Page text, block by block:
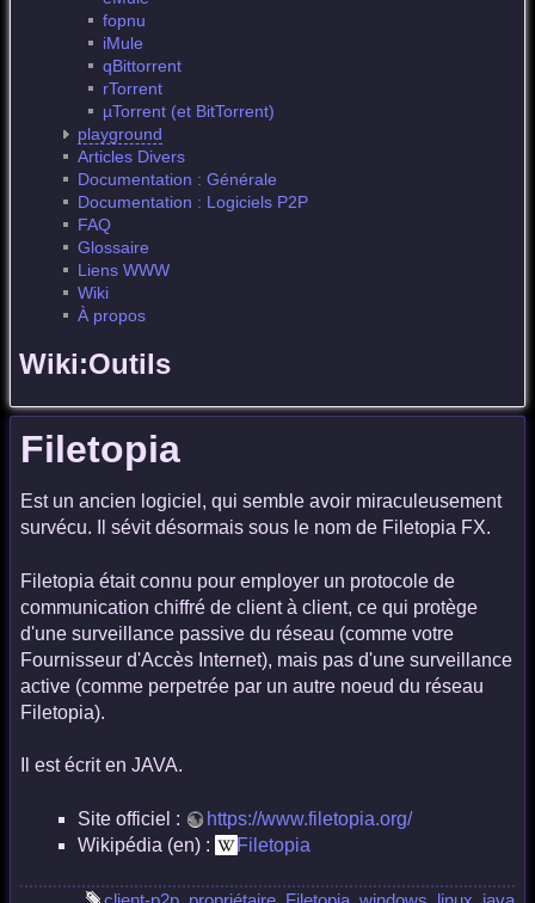
fopnu
iMule
qBittorrent
rTorrent
µTorrent (et BitTorrent)
playground
Articles Divers
Documentation : Générale
Documentation : Logiciels P2P
FAQ
Glossaire
Liens WWW
Wiki
À propos
Wiki:Outils
Filetopia
Est un ancien logiciel, qui semble avoir miraculeusement
survécu. Il sévit désormais sous le nom de Filetopia FX.
Filetopia était connu pour employer un protocole de
communication chiffré de client à client, ce qui protège
d'une surveillance passive du réseau (comme votre
Fournisseur d'Accès Internet), mais pas d'une surveillance
active (comme perpetrée par un autre noeud du réseau
Filetopia).
Il est écrit en JAVA.
Site officiel :
https://www.filetopia.org/
Wikipédia (en) :
Filetopia